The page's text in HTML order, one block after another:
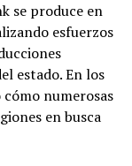
se produce en
esfuerzos
estado. En los
numerosas
en busca